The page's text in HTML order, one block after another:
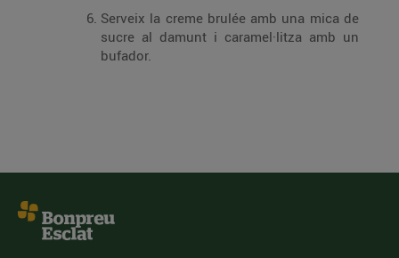
Serveix la creme brulée amb una mica de
sucre al damunt i caramel·litza amb un
bufador.